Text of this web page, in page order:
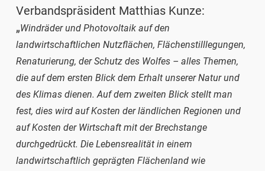
Verbandspräsident Matthias Kunze:
„Windräder und Photovoltaik auf den
landwirtschaftlichen Nutzflächen, Flächenstilllegungen,
Renaturierung, der Schutz des Wolfes – alles Themen,
die auf dem ersten Blick dem Erhalt unserer Natur und
des Klimas dienen. Auf dem zweiten Blick stellt man
fest, dies wird auf Kosten der ländlichen Regionen und
auf Kosten der Wirtschaft mit der Brechstange
durchgedrückt. Die Lebensrealität in einem
landwirtschaftlich geprägten Flächenland wie